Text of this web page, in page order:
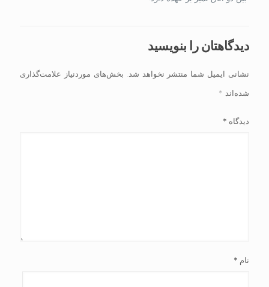
دیدگاهتان را بنویسید
نشانی ایمیل شما منتشر نخواهد شد.
بخش‌های موردنیاز علامت‌گذاری
شده‌اند *
دیدگاه *
نام *